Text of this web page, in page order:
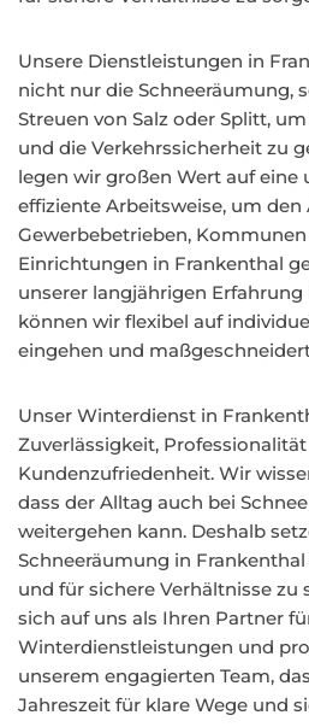
Unsere Dienstleistungen in
nicht nur die Schneeräumung,
Streuen von Salz oder Splitt,
und die Verkehrssicherheit zu
legen wir großen Wert auf
effiziente Arbeitsweise, um
Gewerbebetrieben,
Einrichtungen in Frankenthal
unserer langjährigen
können wir flexibel auf
eingehen und
Unser Winterdienst in
Zuverlässigkeit,
Kundenzufriedenheit. Wir
dass der Alltag auch bei
weitergehen kann. Deshalb
Schneeräumung in
und für sichere Verhältnisse zu
sich auf uns als Ihren Partner
Winterdienstleistungen und
unserem engagierten Team,
Jahreszeit für klare Wege und